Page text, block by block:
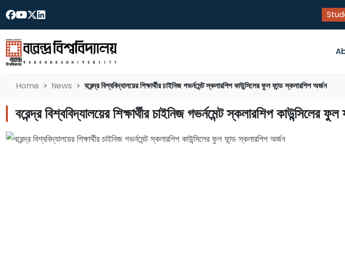
Home News বরেন্দ্র বিশ্ববিদ্যালয়ের শিক্ষার্থীর চাইনিজ গভর্নমেন্ট স্কলারশিপ কাউন্সিলের ফুল ফান্ড স্কলারশিপ অর্জন
বরেন্দ্র বিশ্ববিদ্যালয়ের শিক্ষার্থীর চাইনিজ গভর্নমেন্ট স্কলারশিপ কাউন্সিলের